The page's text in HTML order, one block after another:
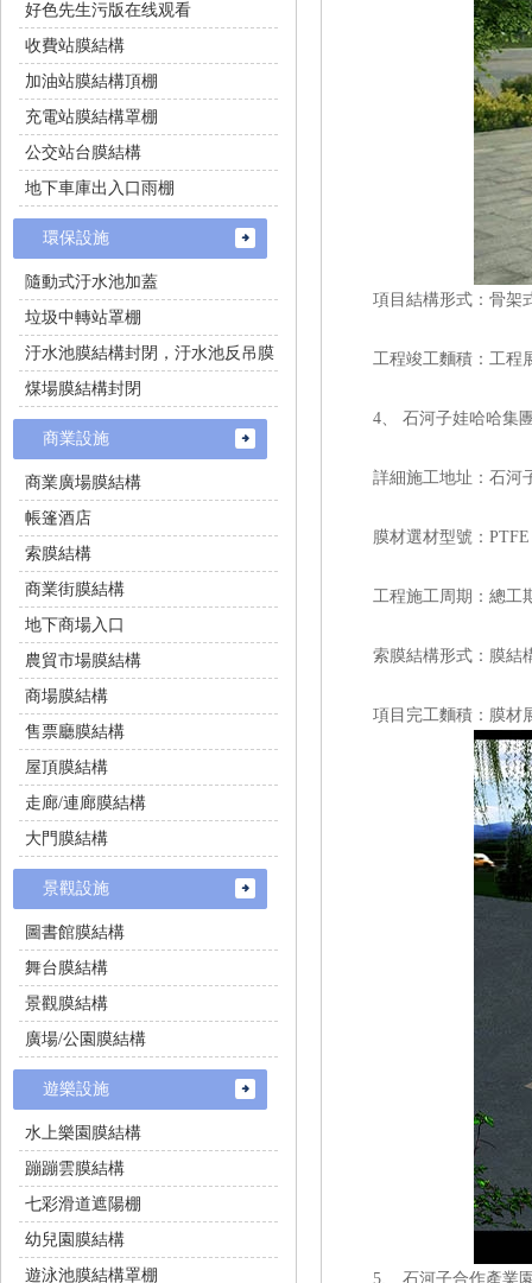
項目結構形式：骨架
工程竣工麵積：工程
4、 石河子娃哈哈集
詳細施工地址：石河
膜材選材型號：PTFE
工程施工周期：總工
索膜結構形式：膜結
項目完工麵積：膜材
5、 石河子合作產業
好色先生污版在线观看
收費站膜結構
加油站膜結構頂棚
充電站膜結構罩棚
公交站台膜結構
地下車庫出入口雨棚
環保設施
隨動式汙水池加蓋
垃圾中轉站罩棚
汙水池膜結構封閉，汙水池反吊膜
煤場膜結構封閉
商業設施
商業廣場膜結構
帳篷酒店
索膜結構
商業街膜結構
地下商場入口
農貿市場膜結構
商場膜結構
售票廳膜結構
屋頂膜結構
走廊/連廊膜結構
大門膜結構
景觀設施
圖書館膜結構
舞台膜結構
景觀膜結構
廣場/公園膜結構
遊樂設施
水上樂園膜結構
蹦蹦雲膜結構
七彩滑道遮陽棚
幼兒園膜結構
遊泳池膜結構罩棚